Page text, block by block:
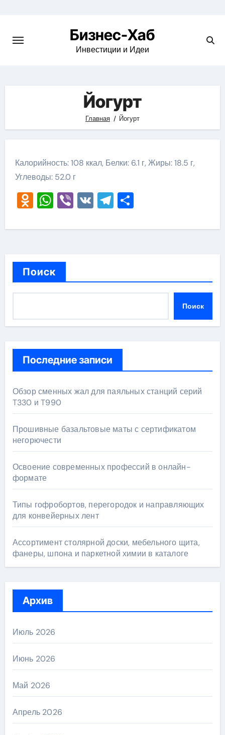
content
Бизнес-Хаб
Инвестиции и Идеи
Йогурт
Главная Йогурт
Калорийность: 108 ккал, Белки: 6.1 г, Жиры: 18.5 г,
Углеводы: 52.0 г
Odnoklassniki
WhatsApp
Viber
VKTelegram
Отправить
Поиск
Поиск
Последние записи
Обзор сменных жал для паяльных станций серий
T330 и T990
Прошивные базальтовые маты с сертификатом
негорючести
Освоение современных профессий в онлайн-
формате
Типы гофробортов, перегородок и направляющих
для конвейерных лент
Ассортимент столярной доски, мебельного щита,
фанеры, шпона и паркетной химии в каталоге
Архив
Июль 2026
Июнь 2026
Май 2026
Апрель 2026